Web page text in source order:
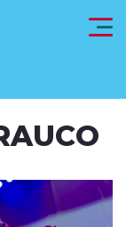
ACTUALIDAD